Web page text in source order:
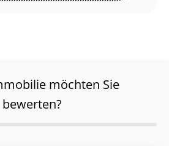
möchten Sie
bewerten?